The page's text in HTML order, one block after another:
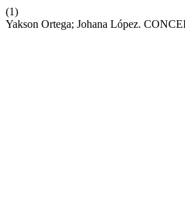
(1)
Yakson Ortega; Johana López.